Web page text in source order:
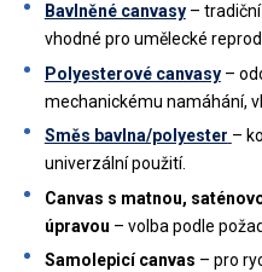
Bavlněné canvasy– tradiční
vhodné pro umělecké
Polyesterové canvasy–
mechanickému namáhání,
Směs bavlna/polyester –
univerzální použití.
Canvas s matnou,
úpravou – volba podle
Samolepicí canvas – pro